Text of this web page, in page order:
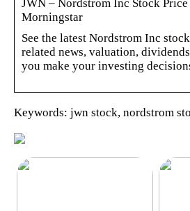
JWN – Nordstrom Inc Stock Price
Morningstar
See the latest Nordstrom Inc
related news, valuation,
you make your investing
Keywords: jwn stock, nordstrom